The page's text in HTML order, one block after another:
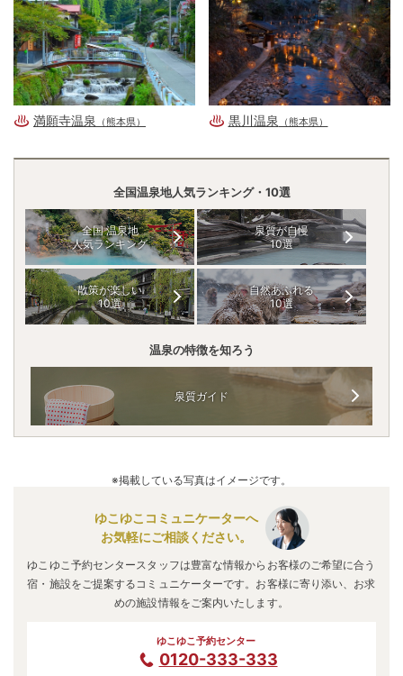
満願寺温泉 （熊本県） 黒川温泉 （熊本県）
全国温泉地人気ランキング・10選
全国 温泉地
人気ランキング
泉質が自慢
10選
散策が楽しい
10選
自然あふれる
10選
温泉の特徴を知ろう
泉質ガイド
※掲載している写真はイメージです。
ゆこゆこコミュニケーターへ
お気軽にご相談ください。
ゆこゆこ予約センタースタッフは豊富な情報からお客様のご希望に合う
宿・施設をご提案するコミュニケーターです。お客様に寄り添い、お求
めの施設情報をご案内いたします。
ゆこゆこ予約センター
0120-333-333